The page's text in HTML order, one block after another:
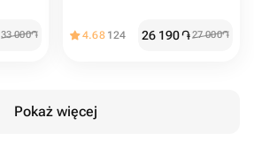
33 000֏ 4.68 124 26 190֏27 000֏
Pokaż więcej